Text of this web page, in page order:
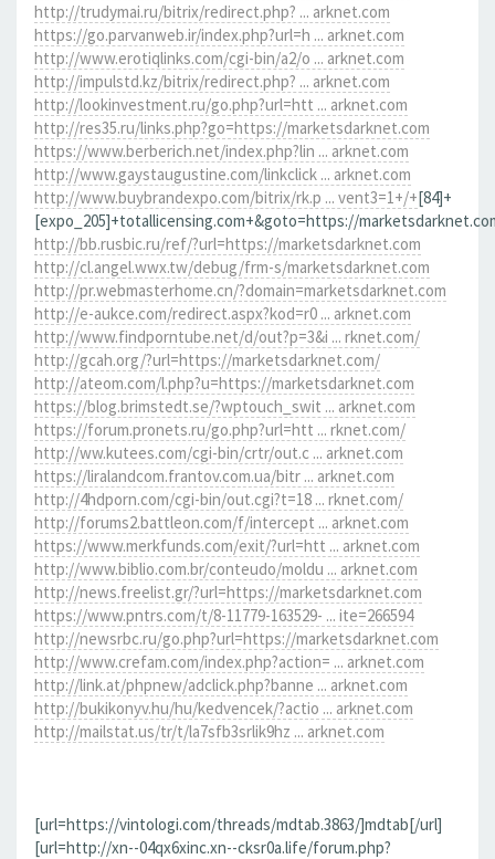
http://trudymai.ru/bitrix/redirect.php? ... arknet.com
https://go.parvanweb.ir/index.php?url=h ... arknet.com
http://www.erotiqlinks.com/cgi-bin/a2/o ... arknet.com
http://impulstd.kz/bitrix/redirect.php? ... arknet.com
http://lookinvestment.ru/go.php?url=htt ... arknet.com
http://res35.ru/links.php?go=https://marketsdarknet.com
https://www.berberich.net/index.php?lin ... arknet.com
http://www.gaystaugustine.com/linkclick ... arknet.com
http://www.buybrandexpo.com/bitrix/rk.p ... vent3=1+/+[84]+
[expo_205]+totallicensing.com+&goto=https://
http://bb.rusbic.ru/ref/?url=https://marketsdarknet.com
http://cl.angel.wwx.tw/debug/frm-s/marketsdarknet.com
http://pr.webmasterhome.cn/?domain=marketsdarknet.com
http://e-aukce.com/redirect.aspx?kod=r0 ... arknet.com
http://www.findporntube.net/d/out?p=3&i ... rknet.com/
http://gcah.org/?url=https://marketsdarknet.com/
http://ateom.com/l.php?u=https://marketsdarknet.com
https://blog.brimstedt.se/?wptouch_swit ... arknet.com
https://forum.pronets.ru/go.php?url=htt ... rknet.com/
http://ww.kutees.com/cgi-bin/crtr/out.c ... arknet.com
https://liralandcom.frantov.com.ua/bitr ... arknet.com
http://4hdporn.com/cgi-bin/out.cgi?t=18 ... rknet.com/
http://forums2.battleon.com/f/intercept ... arknet.com
https://www.merkfunds.com/exit/?url=htt ... arknet.com
http://www.biblio.com.br/conteudo/moldu ... arknet.com
http://news.freelist.gr/?url=https://marketsdarknet.com
https://www.pntrs.com/t/8-11779-163529- ... ite=266594
http://newsrbc.ru/go.php?url=https://marketsdarknet.com
http://www.crefam.com/index.php?action= ... arknet.com
http://link.at/phpnew/adclick.php?banne ... arknet.com
http://bukikonyv.hu/hu/kedvencek/?actio ... arknet.com
http://mailstat.us/tr/t/la7sfb3srlik9hz ... arknet.com
[url=https://vintologi.com/threads/mdtab.3863/]mdtab[/url]
[url=http://xn--04qx6xinc.xn--cksr0a.life/forum.php?